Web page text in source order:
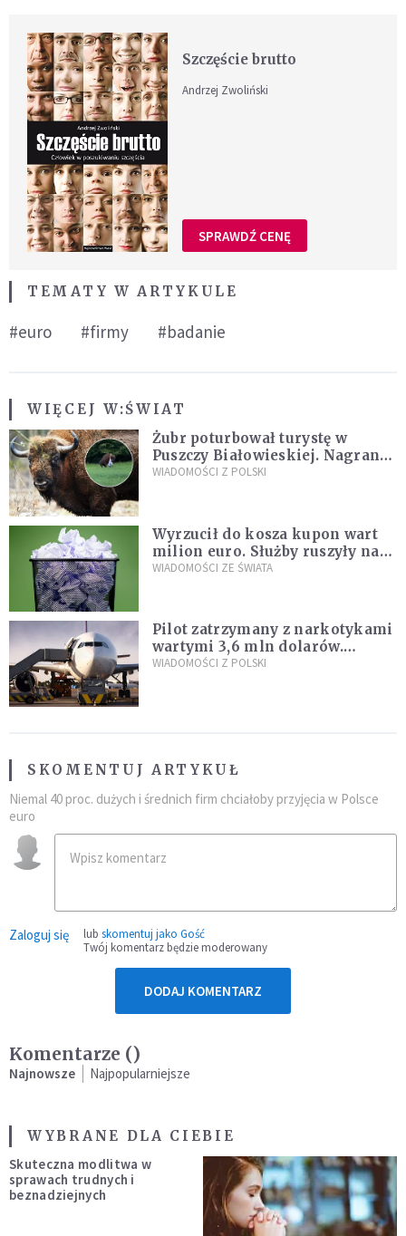
Szczęście brutto
Andrzej Zwoliński
SPRAWDŹ CENĘ
TEMATY W ARTYKULE
#euro #firmy #badanie
WIĘCEJ W:ŚWIAT
Żubr poturbował turystę w
Puszczy Białowieskiej. Nagranie
daje do myślenia
WIADOMOŚCI Z POLSKI
Wyrzucił do kosza kupon wart
milion euro. Służby ruszyły na
poszukiwania
WIADOMOŚCI ZE ŚWIATA
Pilot zatrzymany z narkotykami
wartymi 3,6 mln dolarów.
Śledczy podejrzewają, że latał
WIADOMOŚCI Z POLSKI
SKOMENTUJ ARTYKUŁ
Niemal 40 proc. dużych i średnich firm chciałoby przyjęcia w Polsce
euro
Zaloguj się lub skomentuj jako Gość
Twój komentarz będzie moderowany
DODAJ KOMENTARZ
Komentarze ()
Najnowsze Najpopularniejsze
WYBRANE DLA CIEBIE
Skuteczna modlitwa w
sprawach trudnych i
beznadziejnych